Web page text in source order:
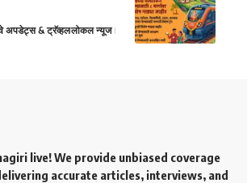
अपडेट्स & ट्रॅव्हललोकल न्यूज
live! We provide unbiased coverage
accurate articles, interviews, and